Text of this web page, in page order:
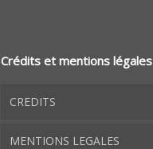
Crédits et mentions légales
CREDITS
MENTIONS LEGALES